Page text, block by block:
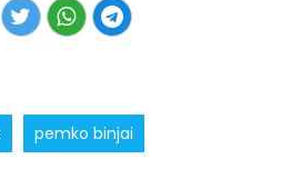
pemko binjai